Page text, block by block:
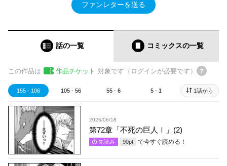
ファンレターを送る
話の一覧 コミックスの一覧
この作品は 作品チケット 対象です（ログインが必要です）
155 - 106 105 - 56 55 - 6 5 - 1 1話から
2026/06/18
第72章「不死の巨人Ⅰ」(2)
先読み 90pt で今すぐ読める！